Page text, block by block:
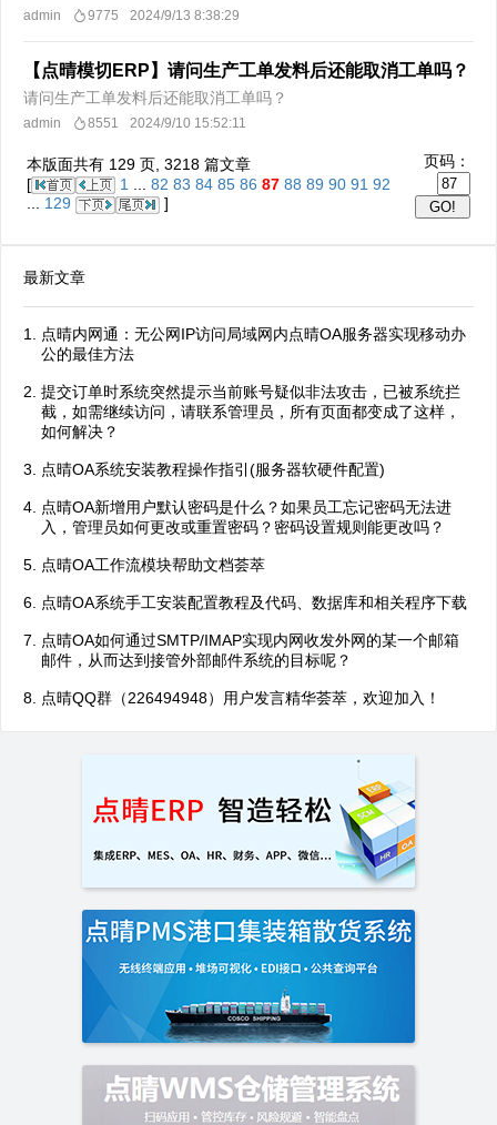
admin 9775 2024/9/13 8:38:29
【点晴模切ERP】请问生产工单发料后还能取消工单吗？
请问生产工单发料后还能取消工单吗？
admin 8551 2024/9/10 15:52:11
本版面共有 129 页, 3218 篇文章
[
1 82 83 84 85 86 87 88 89 90 91 92
... 129 ]
页码：
最新文章
点晴内网通：无公网IP访问局域网内点晴OA服务器实现移动办
公的最佳方法
提交订单时系统突然提示当前账号疑似非法攻击，已被系统拦
截，如需继续访问，请联系管理员，所有页面都变成了这样，
如何解决？
点晴OA系统安装教程操作指引(服务器软硬件配置)
点晴OA新增用户默认密码是什么？如果员工忘记密码无法进
入，管理员如何更改或重置密码？密码设置规则能更改吗？
点晴OA工作流模块帮助文档荟萃
点晴OA系统手工安装配置教程及代码、数据库和相关程序下载
点晴OA如何通过SMTP/IMAP实现内网收发外网的某一个邮箱
邮件，从而达到接管外部邮件系统的目标呢？
点晴QQ群（226494948）用户发言精华荟萃，欢迎加入！